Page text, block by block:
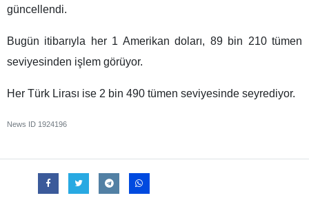
güncellendi.
Bugün itibarıyla her 1 Amerikan doları, 89 bin 210 tümen
seviyesinden işlem görüyor.
Her Türk Lirası ise 2 bin 490 tümen seviyesinde seyrediyor.
News ID 1924196